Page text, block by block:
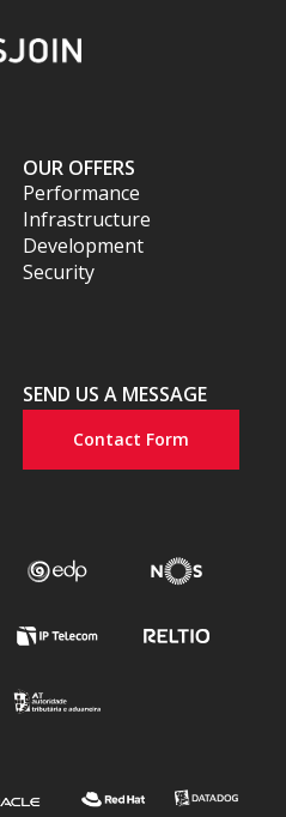
OUR OFFERS
Performance
Infrastructure
Development
Security
SEND US A MESSAGE
Contact Form